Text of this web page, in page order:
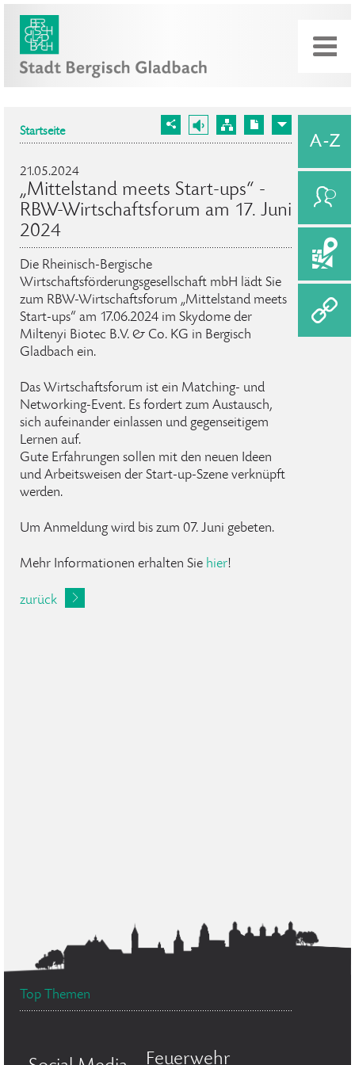
Startseite
21.05.2024
„Mittelstand meets Start-ups“ -
RBW-Wirtschaftsforum am 17. Juni
2024
Die Rheinisch-Bergische
Wirtschaftsförderungsgesellschaft mbH lädt Sie
zum RBW-Wirtschaftsforum „Mittelstand meets
Start-ups“ am 17.06.2024 im Skydome der
Miltenyi Biotec B.V. & Co. KG in Bergisch
Gladbach ein.
Das Wirtschaftsforum ist ein Matching- und
Networking-Event. Es fordert zum Austausch,
sich aufeinander einlassen und gegenseitigem
Lernen auf.
Gute Erfahrungen sollen mit den neuen Ideen
und Arbeitsweisen der Start-up-Szene verknüpft
werden.
Um Anmeldung wird bis zum 07. Juni gebeten.
Mehr Informationen erhalten Sie hier!
zurück
Top Themen
Feuerwehr